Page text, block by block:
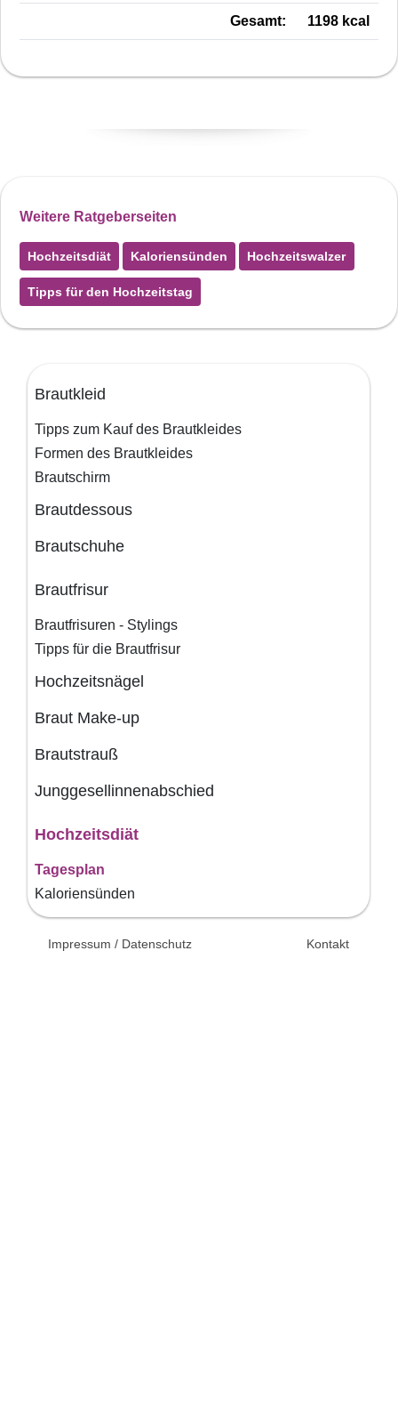
Gesamt: 1198 kcal
Weitere Ratgeberseiten
Hochzeitsdiät Kaloriensünden Hochzeitswalzer
Tipps für den Hochzeitstag
Brautkleid
Tipps zum Kauf des Brautkleides
Formen des Brautkleides
Brautschirm
Brautdessous
Brautschuhe
Brautfrisur
Brautfrisuren - Stylings
Tipps für die Brautfrisur
Hochzeitsnägel
Braut Make-up
Brautstrauß
Junggesellinnenabschied
Hochzeitsdiät
Tagesplan
Kaloriensünden
Impressum / Datenschutz Kontakt
© 2026 Unsertag.de - Ihr